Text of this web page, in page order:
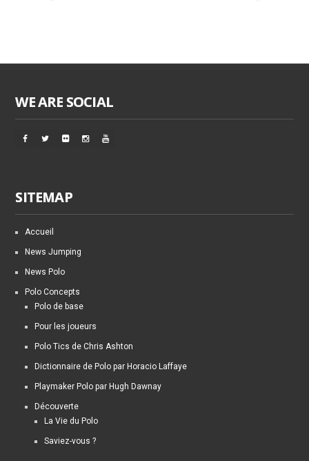
WE ARE SOCIAL
SITEMAP
Accueil
News Jumping
News Polo
Polo Concepts
Polo de base
Pour les joueurs
Polo Tics de Chris Ashton
Dictionnaire de Polo par Horacio Laffaye
Playmaker Polo par Hugh Dawnay
Découverte
La Vie du Polo
Saviez-vous ?